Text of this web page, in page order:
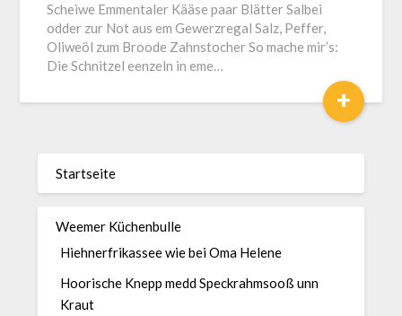
Scheiwe Emmentaler Kääse paar Blätter Salbei
odder zur Not aus em Gewerzregal Salz, Peffer,
Oliweöl zum Broode Zahnstocher So mache mir’s:
Die Schnitzel eenzeln in eme…
+
Startseite
Weemer Küchenbulle
Hiehnerfrikassee wie bei Oma Helene
Hoorische Knepp medd Speckrahmsooß unn
Kraut